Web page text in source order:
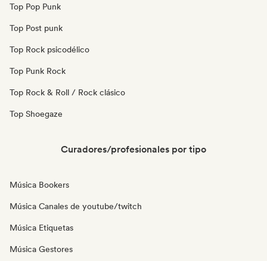
Top Pop Punk
Top Post punk
Top Rock psicodélico
Top Punk Rock
Top Rock & Roll / Rock clásico
Top Shoegaze
Curadores/profesionales por tipo
Música Bookers
Música Canales de youtube/twitch
Música Etiquetas
Música Gestores